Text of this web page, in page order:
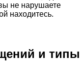
не нарушаете
находитесь.
и типы